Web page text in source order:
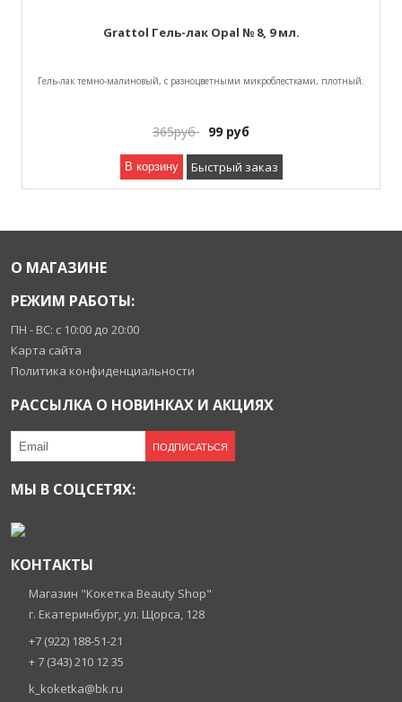
Grattol Гель-лак Opal № 8, 9 мл.
Гель-лак темно-малиновый, с разноцветными микроблестками, плотный.
365руб 99 руб
В корзину Быстрый заказ
О МАГАЗИНЕ
РЕЖИМ РАБОТЫ:
ПН - ВС: с 10:00 до 20:00
Карта сайта
Политика конфиденциальности
РАССЫЛКА О НОВИНКАХ И АКЦИЯХ
ПОДПИСАТЬСЯ
МЫ В СОЦСЕТЯХ:
КОНТАКТЫ
Магазин "Кокетка Beauty Shop"
г. Екатеринбург, ул. Щорса, 128
+7 (922) 188-51-21
+ 7 (343) 210 12 35
k_koketka@bk.ru